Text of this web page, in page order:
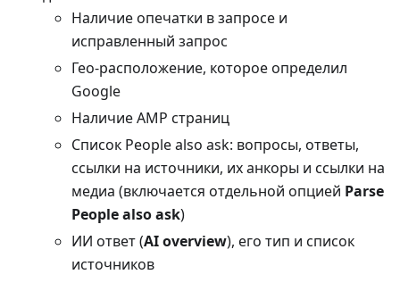
Наличие опечатки в запросе и
исправленный запрос
Гео-расположение, которое определил
Google
Наличие AMP страниц
Список People also ask: вопросы, ответы,
ссылки на источники, их анкоры и ссылки на
медиа (включается отдельной опцией Parse
People also ask)
ИИ ответ (AI overview), его тип и список
источников